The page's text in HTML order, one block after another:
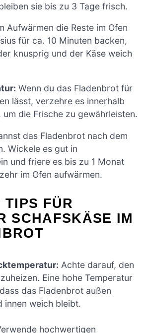
sie bis zu 3 Tage frisch.
Aufwärmen die Reste im Ofen
für ca. 10 Minuten backen,
knusprig und der Käse weich
Wenn du das Fladenbrot für
lässt, verzehre es innerhalb
um die Frische zu gewährleisten.
das Fladenbrot nach dem
Wickele es gut in
und friere es bis zu 1 Monat
im Ofen aufwärmen.
TIPS FÜR
SCHAFSKÄSE IM F
Achte darauf, den
Eine hohe Temperatur
das Fladenbrot außen
innen weich bleibt.
hochwertigen